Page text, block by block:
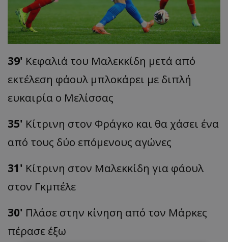
39' Κεφαλιά του Μαλεκκίδη μετά από
εκτέλεση φάουλ μπλοκάρει με διπλή
ευκαιρία ο Μελίσσας
35' Κίτρινη στον Φράγκο και θα χάσει ένα
από τους δύο επόμενους αγώνες
31' Κίτρινη στον Μαλεκκίδη για φάουλ
στον Γκμπέλε
30' Πλάσε στην κίνηση από τον Μάρκες
πέρασε έξω